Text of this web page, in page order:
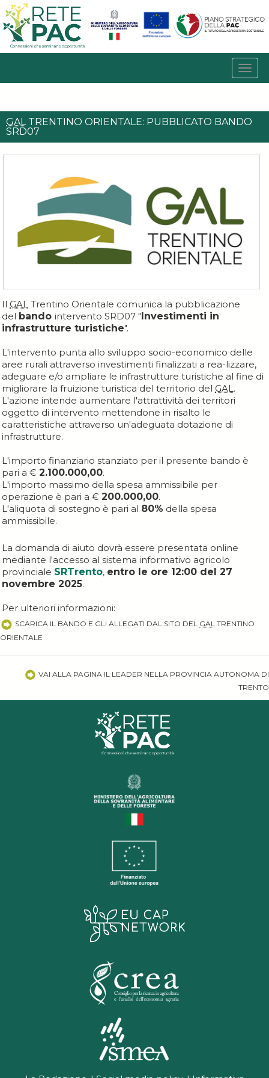
GALTRENTINO ORIENTALE: PUBBLICATO BANDO
SRD07
Il GAL Trentino Orientale comunica la pubblicazione
del bando intervento SRD07 " Investimenti in
infrastrutture turistiche".
L'intervento punta allo sviluppo socio-economico delle
aree rurali attraverso investimenti finalizzati a rea-lizzare,
adeguare e/o ampliare le infrastrutture turistiche al fine di
migliorare la fruizione turistica del territorio del GAL.
L'azione intende aumentare l'attrattività dei territori
oggetto di intervento mettendone in risalto le
caratteristiche attraverso un'adeguata dotazione di
infrastrutture.
L'importo finanziario stanziato per il presente bando è
pari a € 2.100.000,00.
L'importo massimo della spesa ammissibile per
operazione è pari a € 200.000,00.
L'aliquota di sostegno è pari al 80% della spesa
ammissibile.
La domanda di aiuto dovrà essere presentata online
mediante l'accesso al sistema informativo agricolo
provinciale SRTrento, entro le ore 12:00 del 27
novembre 2025.
Per ulteriori informazioni:
SCARICA IL BANDO E GLI ALLEGATI DAL SITO DEL GALTRENTINO
ORIENTALE
VAI ALLA PAGINA IL LEADER NELLA PROVINCIA AUTONOMA DI
TRENTO